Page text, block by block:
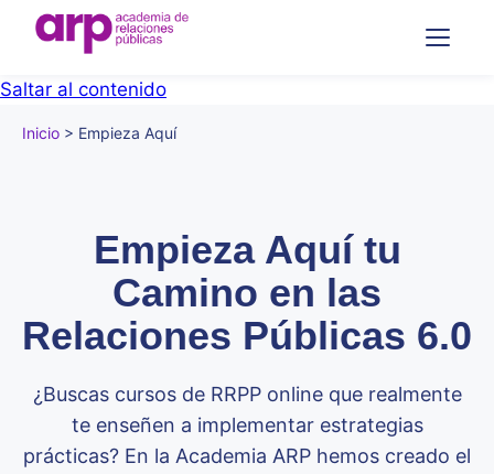
Saltar al contenido
Inicio > Empieza Aquí
Empieza Aquí tu
Camino en las
Relaciones Públicas 6.0
¿Buscas cursos de RRPP online que realmente
te enseñen a implementar estrategias
prácticas? En la Academia ARP hemos creado el